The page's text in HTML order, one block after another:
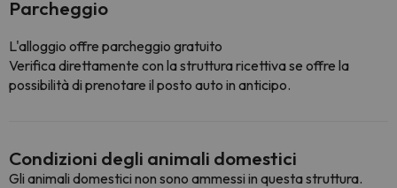
Parcheggio
L'alloggio offre parcheggio gratuito
Verifica direttamente con la struttura ricettiva se offre la
possibilità di prenotare il posto auto in anticipo.
Condizioni degli animali domestici
Gli animali domestici non sono ammessi in questa struttura.